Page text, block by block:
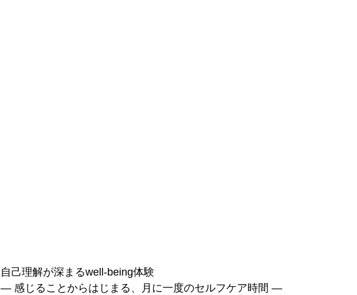
自己理解が深まるwell-being体験
― 感じることからはじまる、月に一度のセルフケア時間 ―